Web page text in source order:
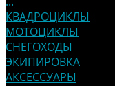
КВАДРОЦИКЛЫ
МОТОЦИКЛЫ
СНЕГОХОДЫ
ЭКИПИРОВКА
АКСЕССУАРЫ